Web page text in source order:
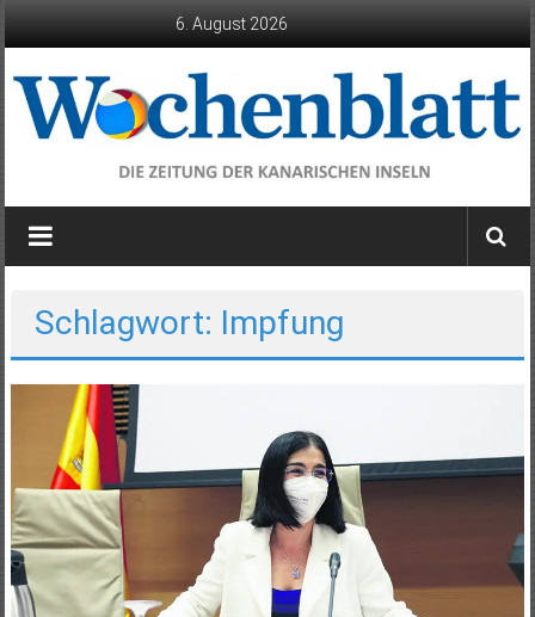
6. August 2026
Wochenblatt
die
Kanarischen
Inseln
Schlagwort: Impfung